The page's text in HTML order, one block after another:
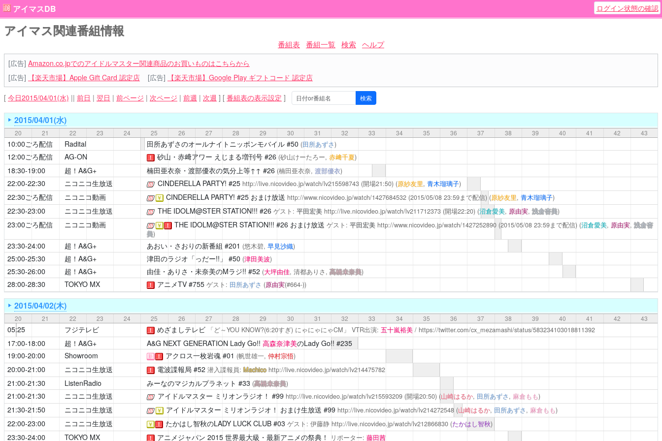
アイマスDB ログイン状態の確認
アイマス関連番組情報
番組表 番組一覧 検索 ヘルプ
[広告] Amazon.co.jpでのアイドルマスター関連商品のお買いものはこちらから
[広告]
【楽天市場】Apple Gift Card 認定店 [広告] 【楽天市場】Google Play ギフトコード 認定店
[ 今日2015/04/01(水) || 前日 | 翌日 | 前ページ | 次ページ | 前週 | 次週 ] [ 番組表の表示設定 ]
2015/04/01(水)
20 21 22 23 24 25 26 27 28 29 30 31 32 33 34 35 36 37 38 39 40 41 42 43
10:00ごろ配信 Radital 田所あずさのオールナイトニッポンモバイル#50 (田所あずさ)
12:00ごろ配信 AG-ON ！ 砂山・赤﨑アワー えじまる増刊号#26 (砂山けーたろー, 赤﨑千夏)
18:30-19:00 超！A&G+ 楠田亜衣奈・渡部優衣の気分上等↑↑ #26 (楠田亜衣奈, 渡部優衣)
22:00-22:30 ニコニコ生放送
[公式] CINDERELLA PARTY! #25 http://live.nicovideo.jp/watch/lv215598743(開場21:50) (原紗友里, 青木瑠璃子)
22:30ごろ配信 ニコニコ動画
[公式] ￥ CINDERELLA PARTY! #25 おまけ放送 http://www.nicovideo.jp/watch/1427684532(2015/05/08 23:59まで配信) (原紗友里, 青木瑠璃子)
22:30-23:00 ニコニコ生放送
[公式] THE IDOLM@STER STATION!!! #26 ゲスト: 平田宏美 http://live.nicovideo.jp/watch/lv211712373(開場22:20) (沼倉愛美, 原由実,浅倉杏美)
23:00ごろ配信 ニコニコ動画
[公式] ￥ ！ THE IDOLM@STER STATION!!! #26 おまけ放送 ゲスト: 平田宏美 http://www.nicovideo.jp/watch/1427252890(2015/05/08 23:59まで配信) (沼倉愛美, 原由実,浅倉杏
美)
23:30-24:00 超！A&G+ あおい・さおりの新番組 #201 (悠木碧, 早見沙織)
25:00-25:30 超！A&G+ 津田のラジオ「っだー!!」 #50 (津田美波)
25:30-26:00 超！A&G+ 由佳・ありさ・未奈美のMラジ!! #52 (大坪由佳, 清都ありさ,高橋未奈美)
28:00-28:30 TOKYO MX ！ アニメTV#755 ゲスト: 田所あずさ (原由実(#664-))
2015/04/02(木)
20 21 22 23 24 25 26 27 28 29 30 31 32 33 34 35 36 37 38 39 40 41 42 43
05:25 フジテレビ ！ めざましテレビ 「ど～YOU KNOW?(6:20すぎ) にゃにゃにゃCM」 VTR出演: 五十嵐裕美/ https://twitter.com/cx_mezamashi/status/583234103018811392
17:00-18:00 超！A&G+ A&G NEXT GENERATION Lady Go!! 高森奈津美のLady Go!! #235
19:00-20:00
Showroom 新 ！ アクロス一枚岩魂#01 (帆世雄一, 仲村宗悟)
20:00-21:00 ニコニコ生放送 ！ 電波諜報局 #52 潜入諜報員: Machico http://live.nicovideo.jp/watch/lv214475782
21:00-21:30 ListenRadio みーなのマジカルプラネット #33 (高橋未奈美)
21:00-21:30 ニコニコ生放送
[公式] アイドルマスター ミリオンラジオ！ #99 http://live.nicovideo.jp/watch/lv215593209(開場20:50) (山崎はるか, 田所あずさ, 麻倉もも)
21:30-21:50 ニコニコ生放送
[公式] ￥ アイドルマスター ミリオンラジオ！ おまけ生放送 #99 http://live.nicovideo.jp/watch/lv214272548 (山崎はるか, 田所あずさ, 麻倉もも)
22:00-23:00 ニコニコ生放送 ￥ ！ たかはし智秋のLADY LUCK CLUB#03 ゲスト: 伊藤静 http://live.nicovideo.jp/watch/lv212866830 (たかはし智秋)
23:30-24:00 TOKYO MX ！ アニメジャパン 2015 世界最大級・最新アニメの祭典！ リポーター: 藤田茜